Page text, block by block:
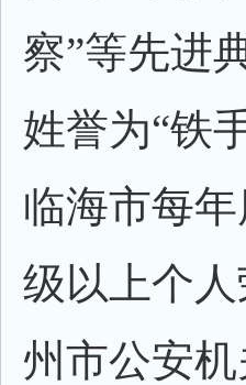
察”等先进
姓誉为“铁
临海市每
级以上个
州市公安